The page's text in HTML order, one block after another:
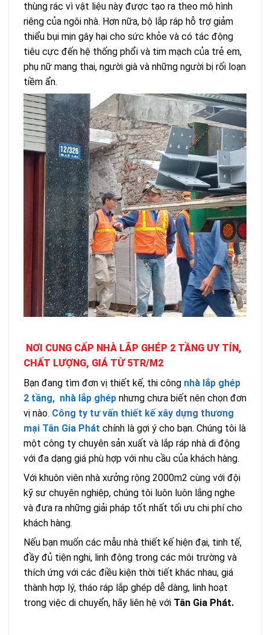
thùng rác vì vật liệu này được tạo ra theo mô hình
riêng của ngôi nhà. Hơn nữa, bộ lắp ráp hỗ trợ giảm
thiểu bụi mịn gây hại cho sức khỏe và có tác động
tiêu cực đến hệ thống phổi và tim mạch của trẻ em,
phụ nữ mang thai, người già và những người bị rối loạn
tiềm ẩn.
NƠI CUNG CẤP NHÀ LẮP GHÉP 2 TẦNG UY TÍN,
CHẤT LƯỢNG, GIÁ TỪ 5TR/M2
Bạn đang tìm đơn vị thiết kế, thi công nhà lắp ghép
2 tầng, nhà lắp ghép nhưng chưa biết nên chọn đơn
vị nào. Công ty tư vấn thiết kế xây dựng thương
mại Tân Gia Phát chính là gợi ý cho bạn. Chúng tôi là
một công ty chuyên sản xuất và lắp ráp nhà di động
với đa dạng giá phù hợp với nhu cầu của khách hàng.
Với khuôn viên nhà xưởng rộng 2000m2 cùng với đội
kỹ sư chuyên nghiệp, chúng tôi luôn luôn lắng nghe
và đưa ra những giải pháp tốt nhất tối ưu chi phí cho
khách hàng.
Nếu bạn muốn các mẫu nhà thiết kế hiện đại, tinh tế,
đầy đủ tiện nghi, linh động trong các môi trường và
thích ứng với các điều kiện thời tiết khác nhau, giá
thành hợp lý, tháo ráp lắp ghép dễ dàng, linh hoạt
trong việc di chuyển, hãy liên hệ với Tân Gia Phát.